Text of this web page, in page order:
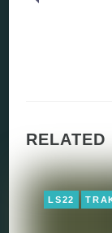
RELATED
LS22